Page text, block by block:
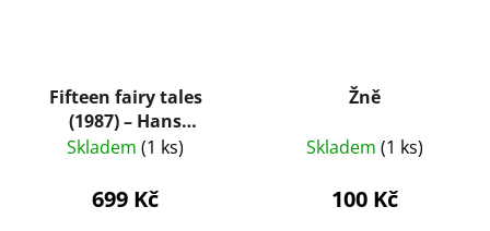
Fifteen fairy tales
(1987) – Hans
Christian Andersen
Skladem (1 ks)
699 Kč
Žně
Skladem (1 ks)
100 Kč